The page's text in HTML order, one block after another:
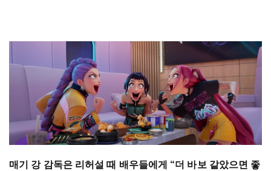
매기 강 감독은 리허설 때 배우들에게 “더 바보 같았으면 좋